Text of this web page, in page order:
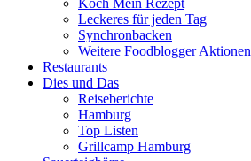
Koch Mein Rezept
Leckeres für jeden Tag
Synchronbacken
Weitere Foodblogger Aktionen
Restaurants
Dies und Das
Reiseberichte
Hamburg
Top Listen
Grillcamp Hamburg